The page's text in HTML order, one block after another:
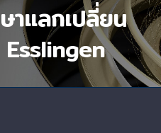
แลกเปลี่ยน